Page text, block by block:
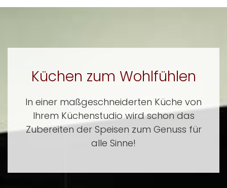
Küchen zum Wohlfühlen
In einer maßgeschneiderten Küche von
Ihrem Küchenstudio wird schon das
Zubereiten der Speisen zum Genuss für
alle Sinne!